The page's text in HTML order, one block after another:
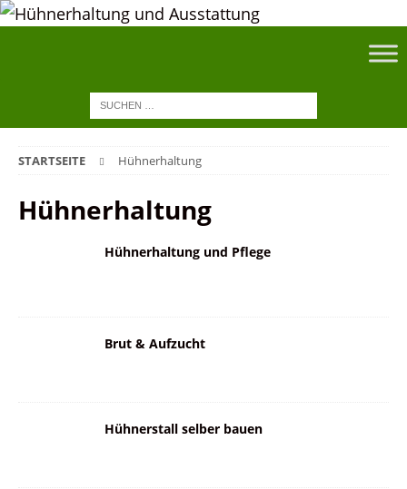
STARTSEITE Hühnerhaltung
Hühnerhaltung
Hühnerhaltung und Pflege
Brut & Aufzucht
Hühnerstall selber bauen